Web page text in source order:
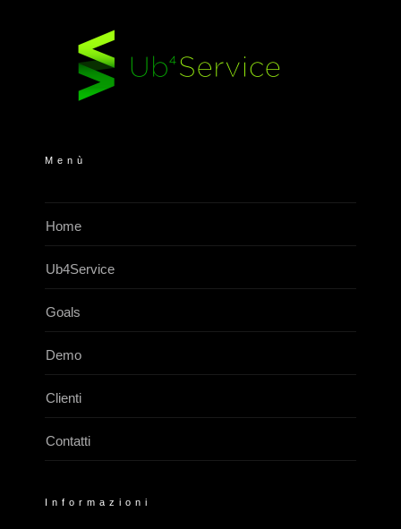
Menù
Home
Ub4Service
Goals
Demo
Clienti
Contatti
Informazioni